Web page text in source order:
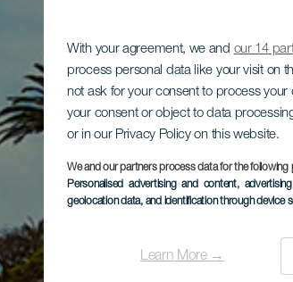
With your agreement, we and our 14
process personal data like your visit on
not ask for your consent to process
your consent or object to data
or in our Privacy Policy on this website.
We and our partners process data for the following
Personalised advertising and content,
geolocation data, and identification through device
Learn More →